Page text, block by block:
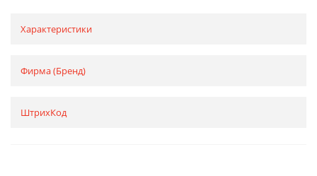
Характеристики
Фирма (Бренд)
ШтрихКод